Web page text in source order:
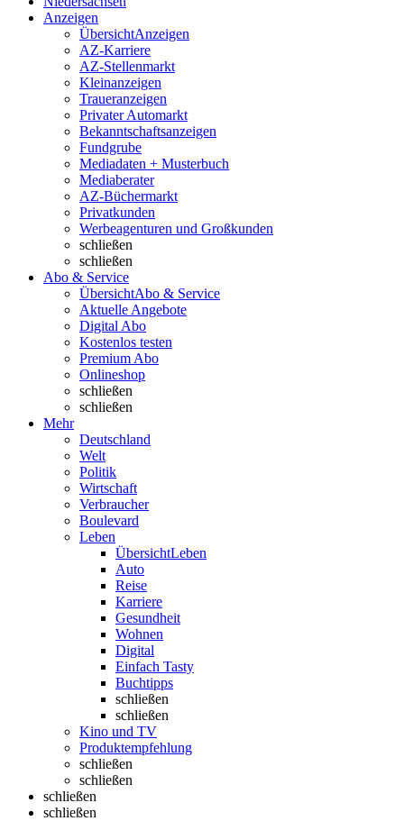
Anzeigen
ÜbersichtAnzeigen
AZ-Karriere
AZ-Stellenmarkt
Kleinanzeigen
Traueranzeigen
Privater Automarkt
Bekanntschaftsanzeigen
Fundgrube
Mediadaten + Musterbuch
Mediaberater
AZ-Büchermarkt
Privatkunden
Werbeagenturen und Großkunden
schließen
schließen
Abo & Service
ÜbersichtAbo & Service
Aktuelle Angebote
Digital Abo
Kostenlos testen
Premium Abo
Onlineshop
schließen
schließen
Mehr
Deutschland
Welt
Politik
Wirtschaft
Verbraucher
Boulevard
Leben
ÜbersichtLeben
Auto
Reise
Karriere
Gesundheit
Wohnen
Digital
Einfach Tasty
Buchtipps
schließen
schließen
Kino und TV
Produktempfehlung
schließen
schließen
schließen
schließen